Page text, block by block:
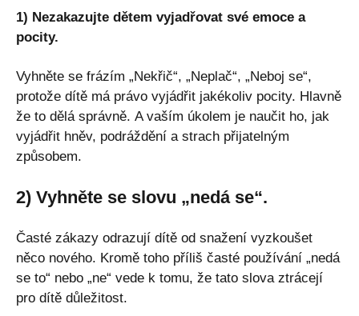
1) Nezakazujte dětem vyjadřovat své emoce a
pocity.
Vyhněte se frázím „Nekřič“, „Neplač“, „Neboj se“,
protože dítě má právo vyjádřit jakékoliv pocity. Hlavně
že to dělá správně. A vaším úkolem je naučit ho, jak
vyjádřit hněv, podráždění a strach přijatelným
způsobem.
2) Vyhněte se slovu „nedá se“.
Časté zákazy odrazují dítě od snažení vyzkoušet
něco nového. Kromě toho příliš časté používání „nedá
se to“ nebo „ne“ vede k tomu, že tato slova ztrácejí
pro dítě důležitost.